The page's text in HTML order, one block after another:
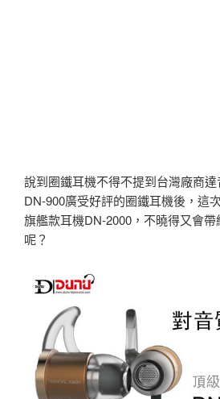
說到圈鐵耳機不得不提到台灣廠商
DN-900廣受好評的圈鐵耳機後，這
旗艦款耳機DN-2000，不曉得又會
呢？